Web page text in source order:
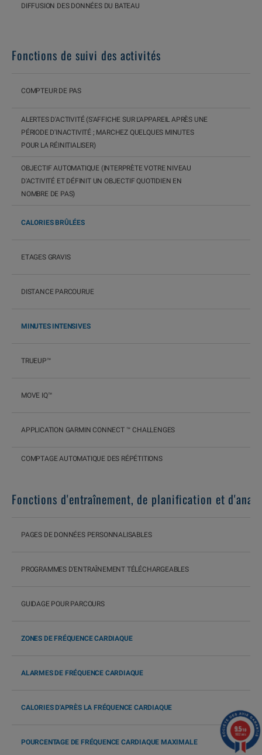
DIFFUSION DES DONNÉES DU BATEAU
Fonctions de suivi des activités
COMPTEUR DE PAS
ALERTES D'ACTIVITÉ (S'AFFICHE SUR L'APPAREIL APRÈS UNE
PÉRIODE D'INACTIVITÉ ; MARCHEZ QUELQUES MINUTES
POUR LA RÉINITIALISER)
OBJECTIF AUTOMATIQUE (INTERPRÈTE VOTRE NIVEAU
D'ACTIVITÉ ET DÉFINIT UN OBJECTIF QUOTIDIEN EN
NOMBRE DE PAS)
CALORIES BRÛLÉES
ETAGES GRAVIS
DISTANCE PARCOURUE
MINUTES INTENSIVES
TRUEUP™
MOVE IQ™
APPLICATION GARMIN CONNECT ™ CHALLENGES
COMPTAGE AUTOMATIQUE DES RÉPÉTITIONS
Fonctions d'entraînement, de planification et
PAGES DE DONNÉES PERSONNALISABLES
PROGRAMMES D'ENTRAÎNEMENT TÉLÉCHARGEABLES
GUIDAGE POUR PARCOURS
ZONES DE FRÉQUENCE CARDIAQUE
ALARMES DE FRÉQUENCE CARDIAQUE
CALORIES D'APRÈS LA FRÉQUENCE CARDIAQUE
POURCENTAGE DE FRÉQUENCE CARDIAQUE MAXIMALE
9.5/10
1602 avis